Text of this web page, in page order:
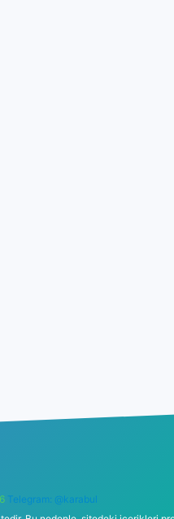
Telegram: @karabul